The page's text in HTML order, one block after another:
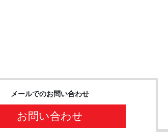
メールでのお問い合わせ
お問い合わせ